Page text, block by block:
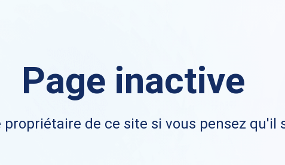
Page inactive
de ce site si vous pensez qu'il